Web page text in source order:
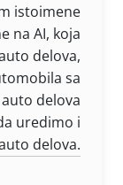
istoimene
na AI, koja
delova,
sa
delova
uredimo i
delova.